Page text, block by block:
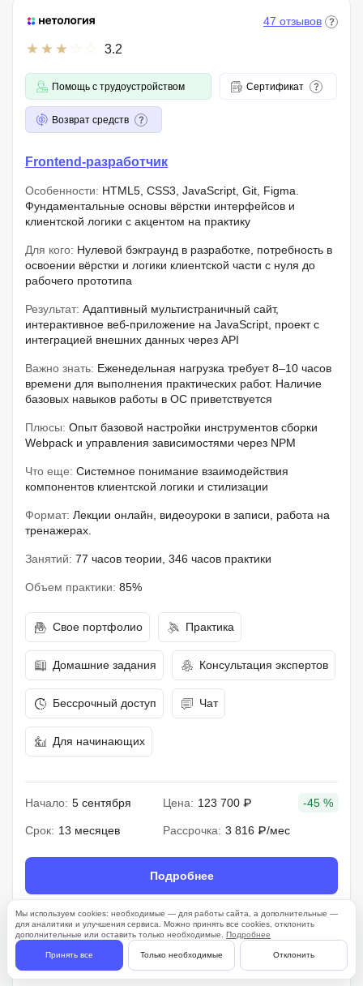
3.2
47 отзывов
Помощь с трудоустройством Сертификат
Возврат средств
Frontend-разработчик
Особенности: HTML5, CSS3, JavaScript, Git, Figma.
Фундаментальные основы вёрстки интерфейсов и
клиентской логики с акцентом на практику
Для кого: Нулевой бэкграунд в разработке, потребность в
освоении вёрстки и логики клиентской части с нуля до
рабочего прототипа
Результат: Адаптивный мультистраничный сайт,
интерактивное веб-приложение на JavaScript, проект с
интеграцией внешних данных через API
Важно знать: Еженедельная нагрузка требует 8–10 часов
времени для выполнения практических работ. Наличие
базовых навыков работы в ОС приветствуется
Плюсы: Опыт базовой настройки инструментов сборки
Webpack и управления зависимостями через NPM
Что еще: Системное понимание взаимодействия
компонентов клиентской логики и стилизации
Формат: Лекции онлайн, видеоуроки в записи, работа на
тренажерах.
Занятий: 77 часов теории, 346 часов практики
Объем практики: 85%
Свое портфолио Практика
Домашние задания Консультация экспертов
Бессрочный доступ Чат
Для начинающих
Начало: 5 сентября Цена: 123 700 ₽ -45 %
Срок: 13 месяцев Рассрочка: 3 816 ₽/мес
Подробнее
4.7
261 отзыв
Мы используем cookies: необходимые — для работы сайта, а дополнительные —
для аналитики и улучшения сервиса. Можно принять все cookies, отклонить
дополнительные или оставить только необходимые. Подробнее
Принять все Только необходимые Отклонить